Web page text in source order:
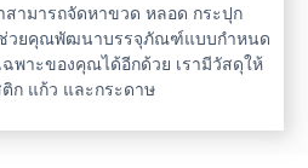
สามารถจัดหาขวด หลอด กระปุก
ช่วยคุณพัฒนาบรรจุภัณฑ์แบบกำหนด
ฉพาะของคุณได้อีกด้วย เรามีวัสดุให้
ก แก้ว และกระดาษ